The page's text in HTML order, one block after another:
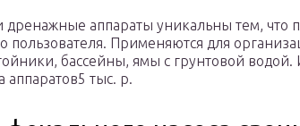
аппараты уникальны тем, что
пользователя. Применяются для
бассейны, ямы с грунтовой водой.
аппаратов5 тыс. р.